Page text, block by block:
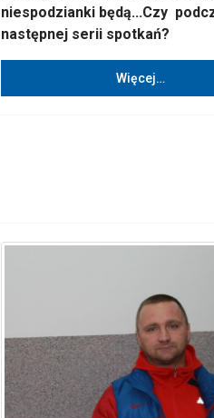
niespodzianki będą...Czy
następnej serii spotkań?
Więcej…